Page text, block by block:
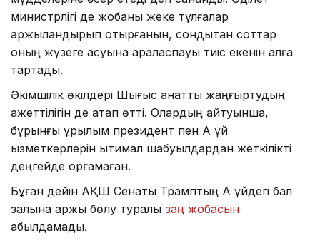
министрлігі де жобаны жеке тұлғалар
қаржыландырып отырғанын, сондықтан соттар
оның жүзеге асуына араласпауы тиіс екенін алға
тартады.
Әкімшілік өкілдері Шығыс қанатты жаңғыртудың
қажеттілігін де атап өтті. Олардың айтуынша,
бұрынғы құрылым президент пен Ақ үй
қызметкерлерін ықтимал шабуылдардан жеткілікті
деңгейде қорғамаған.
Бұған дейін АҚШ Сенаты Трамптың Ақ үйдегі бал
залына қаржы бөлу туралы заң жобасын
қабылдамады.